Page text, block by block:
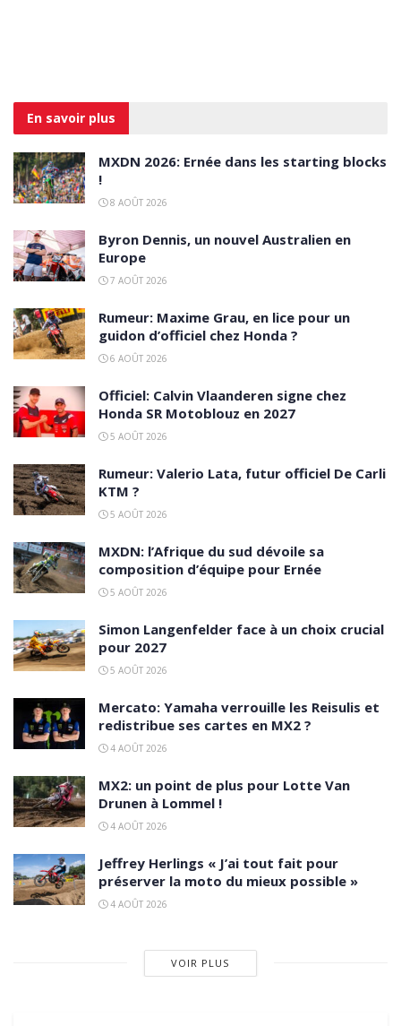
En savoir plus
MXDN 2026: Ernée dans les starting blocks
!
8 AOÛT 2026
Byron Dennis, un nouvel Australien en
Europe
7 AOÛT 2026
Rumeur: Maxime Grau, en lice pour un
guidon d’officiel chez Honda ?
6 AOÛT 2026
Officiel: Calvin Vlaanderen signe chez
Honda SR Motoblouz en 2027
5 AOÛT 2026
Rumeur: Valerio Lata, futur officiel De Carli
KTM ?
5 AOÛT 2026
MXDN: l’Afrique du sud dévoile sa
composition d’équipe pour Ernée
5 AOÛT 2026
Simon Langenfelder face à un choix crucial
pour 2027
5 AOÛT 2026
Mercato: Yamaha verrouille les Reisulis et
redistribue ses cartes en MX2 ?
4 AOÛT 2026
MX2: un point de plus pour Lotte Van
Drunen à Lommel !
4 AOÛT 2026
Jeffrey Herlings « J’ai tout fait pour
préserver la moto du mieux possible »
4 AOÛT 2026
VOIR PLUS